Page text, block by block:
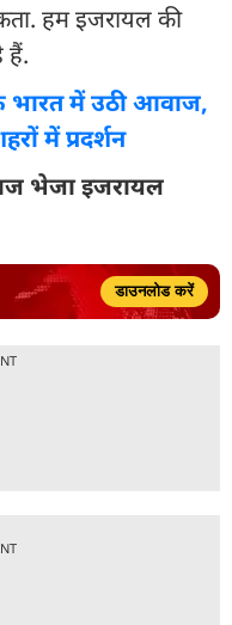
हम इजरायल की
हैं.
में उठी आवाज,
में प्रदर्शन
भेजा इजरायल
डाउनलोड करें